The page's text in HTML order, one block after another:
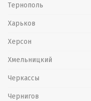
Тернополь
Харьков
Херсон
Хмельницкий
Черкассы
Чернигов